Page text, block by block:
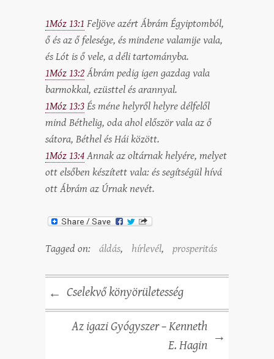
1Móz 13:1 Feljöve azért Ábrám Égyiptomból,
ő és az ő felesége, és mindene valamije vala,
és Lót is ő vele, a déli tartományba.
1Móz 13:2Ábrám pedig igen gazdag vala
barmokkal, ezüsttel és arannyal.
1Móz 13:3És méne helyről helyre délfelől
mind Béthelig, oda ahol először vala az ő
sátora, Béthel és Hái között.
1Móz 13:4Annak az oltárnak helyére, melyet
ott elsőben készített vala: és segítségül hívá
ott Ábrám az Úrnak nevét.
Tagged on: áldás, hírlevél, prosperitás
← Cselekvő könyörületesség
Az igazi Gyógyszer – Kenneth
E. Hagin
→